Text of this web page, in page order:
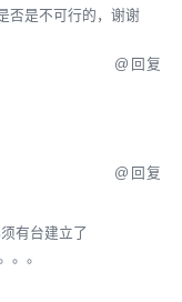
否是不可行的，谢谢
回复
有台建立了
。。
回复